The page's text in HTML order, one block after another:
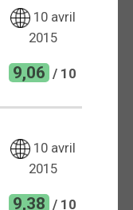
10 avril
2015
9,06 / 10
10 avril
2015
9,38 / 10